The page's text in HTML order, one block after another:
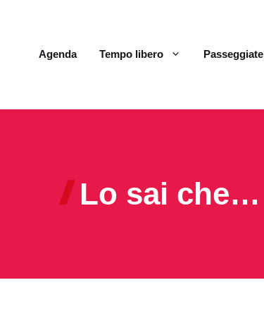
Agenda Tempo libero Passeggiate
Lo sai che…